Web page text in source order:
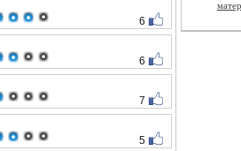
6
6
7
5